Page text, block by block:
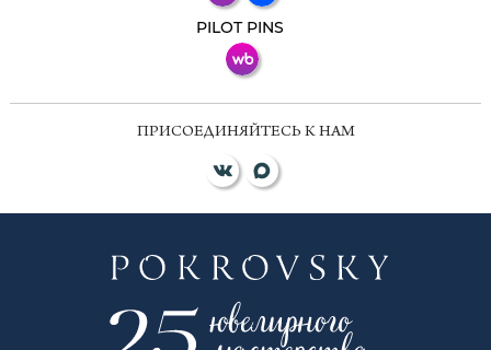
PILOT PINS
ПРИСОЕДИНЯЙТЕСЬ К НАМ